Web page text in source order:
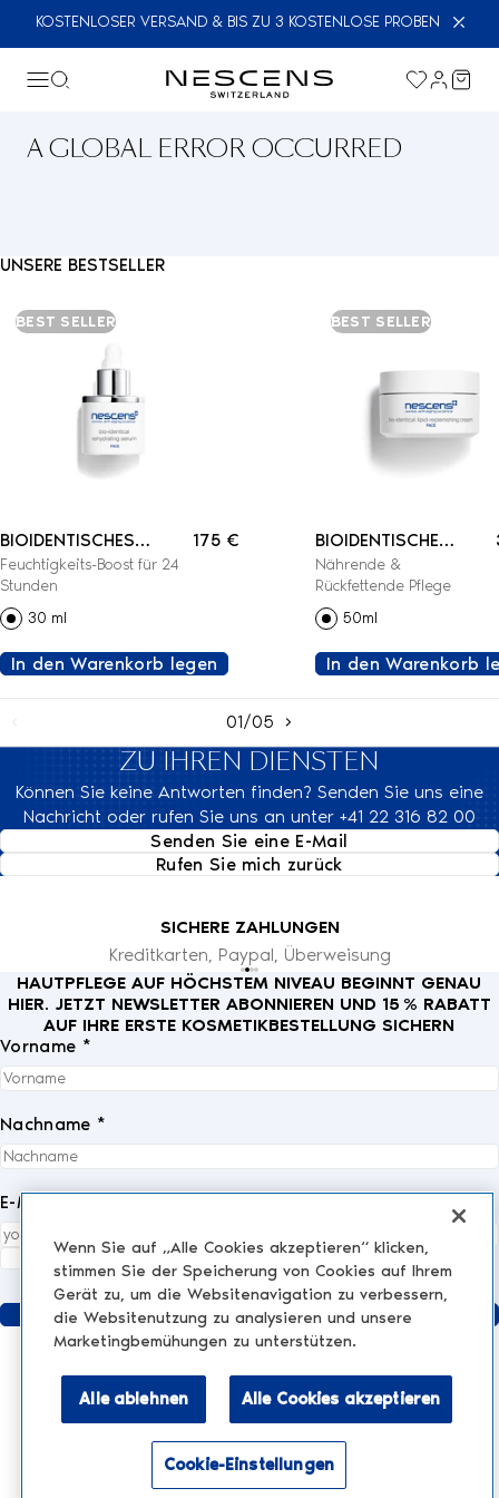
KOSTENLOSER VERSAND & BIS ZU 3 KOSTENLOSE PROBEN
A GLOBAL ERROR OCCURRED
UNSERE BESTSELLER
BEST SELLER
BIOIDENTISCHES
FEUCHTIGKEITSSERUM
Feuchtigkeits-Boost für 24
Stunden
175 €
30 ml
In den Warenkorb legen
BEST SELLER
BIOIDENTISCHE
LIPID-
REPLENISHING-
CREME
Nährende &
Rückfettende Pflege
50ml
In den Warenkorb
01/05
ZU IHREN DIENSTEN
Können Sie keine Antworten finden? Senden Sie uns eine
Nachricht oder rufen Sie uns an unter +41 22 316 82 00
Senden Sie eine E-Mail
Rufen Sie mich zurück
SICHERE ZAHLUNGEN
Kreditkarten, Paypal, Überweisung
HAUTPFLEGE AUF HÖCHSTEM NIVEAU BEGINNT GENAU
HIER. JETZT NEWSLETTER ABONNIEREN UND 15 % RABATT
AUF IHRE ERSTE KOSMETIKBESTELLUNG SICHERN
Vorname *
Nachname *
E-Mail *
Ich akzeptiere dieDatenschutzrichtlinievollständig.*
Senden
KLINIK
Injektionen und Füllstoffe
Wenn Sie auf „Alle Cookies akzeptieren“ klicken,
stimmen Sie der Speicherung von Cookies auf Ihrem
Gerät zu, um die Websitenavigation zu verbessern,
die Websitenutzung zu analysieren und unsere
Marketingbemühungen zu unterstützen.
Alle ablehnen Alle Cookies akzeptieren
Cookie-Einstellungen